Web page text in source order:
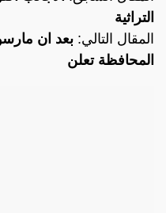
التراثية
المقال التالي: بعد ان
المحافظة تعلن